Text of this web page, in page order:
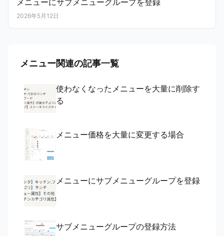
メニューにサブメニューグループを登録
2026年5月12日
メニュー関連の記事一覧
使わなくなったメニューを大量に削除す
る
メニュー価格を大量に変更する場合
メニューにサブメニューグループを登録
サブメニューグループの登録方法